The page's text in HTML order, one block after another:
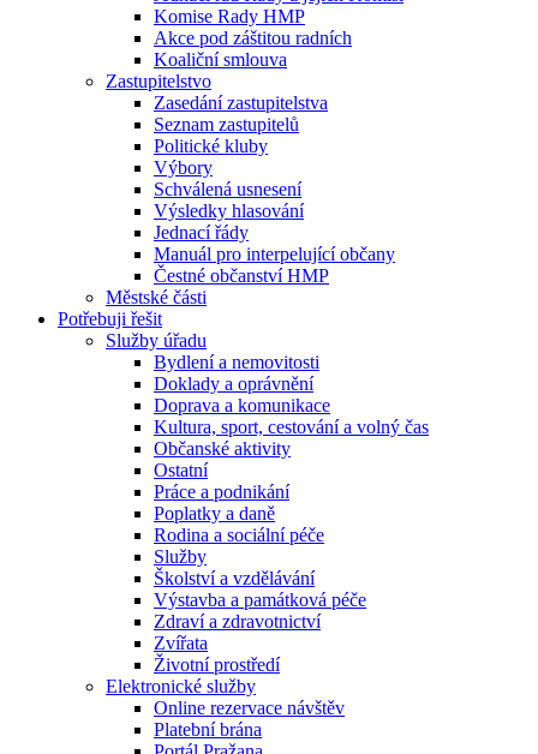
Komise Rady HMP
Akce pod záštitou radních
Koaliční smlouva
Zastupitelstvo
Zasedání zastupitelstva
Seznam zastupitelů
Politické kluby
Výbory
Schválená usnesení
Výsledky hlasování
Jednací řády
Manuál pro interpelující občany
Čestné občanství HMP
Městské části
Potřebuji řešit
Služby úřadu
Bydlení a nemovitosti
Doklady a oprávnění
Doprava a komunikace
Kultura, sport, cestování a volný čas
Občanské aktivity
Ostatní
Práce a podnikání
Poplatky a daně
Rodina a sociální péče
Služby
Školství a vzdělávání
Výstavba a památková péče
Zdraví a zdravotnictví
Zvířata
Životní prostředí
Elektronické služby
Online rezervace návštěv
Platební brána